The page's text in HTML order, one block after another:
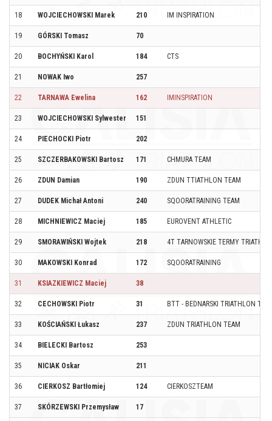
18 WOJCIECHOWSKI Marek 210 IM INSPIRATION
19 GÓRSKI Tomasz 70
20 BOCHYŃSKI Karol 184 CTS
21 NOWAK Iwo 257
22 TARNAWA Ewelina 162 IMINSPIRATION
23 WOJCIECHOWSKI Sylwester 151
24 PIECHOCKI Piotr 202
25 SZCZERBAKOWSKI Bartosz 171 CHMURA TEAM
26 ZDUN Damian 190 ZDUN TTIATHLON TEAM
27 DUDEK Michał Antoni 240 SQOORATRAINING TEAM
28 MICHNIEWICZ Maciej 185 EUROVENT ATHLETIC
29 SMORAWIŃSKI Wojtek 218 4T TARNOWSKIE TERMY
30 MAKOWSKI Konrad 172 SQOORATRAINING
31 KSIAZKIEWICZ Maciej 38
32 CECHOWSKI Piotr 31 BTT - BEDNARSKI TRIATHLON
33 KOŚCIAŃSKI Łukasz 237 ZDUN TRIATHLON TEAM
34 BIELECKI Bartosz 253
35 NICIAK Oskar 211
36 CIERKOSZ Bartłomiej 124 CIERKOSZTEAM
37 SKÓRZEWSKI Przemysław 17